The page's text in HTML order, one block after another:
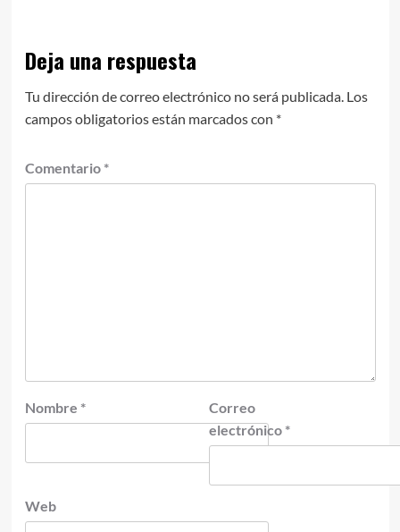
Deja una respuesta
Tu dirección de correo electrónico no será publicada. Los
campos obligatorios están marcados con *
Comentario *
Nombre *
Correo
electrónico *
Web